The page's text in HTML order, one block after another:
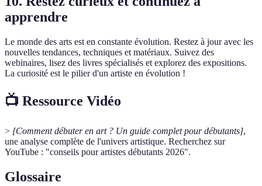
apprendre
Le monde des arts est en constante évolution. Restez à jour avec les
nouvelles tendances, techniques et matériaux. Suivez des
webinaires, lisez des livres spécialisés et explorez des expositions.
La curiosité est le pilier d'un artiste en évolution !
📺 Ressource Vidéo
> [Comment débuter en art ? Un guide complet pour débutants],
une analyse complète de l'univers artistique. Recherchez sur
YouTube : "conseils pour artistes débutants 2026".
Glossaire